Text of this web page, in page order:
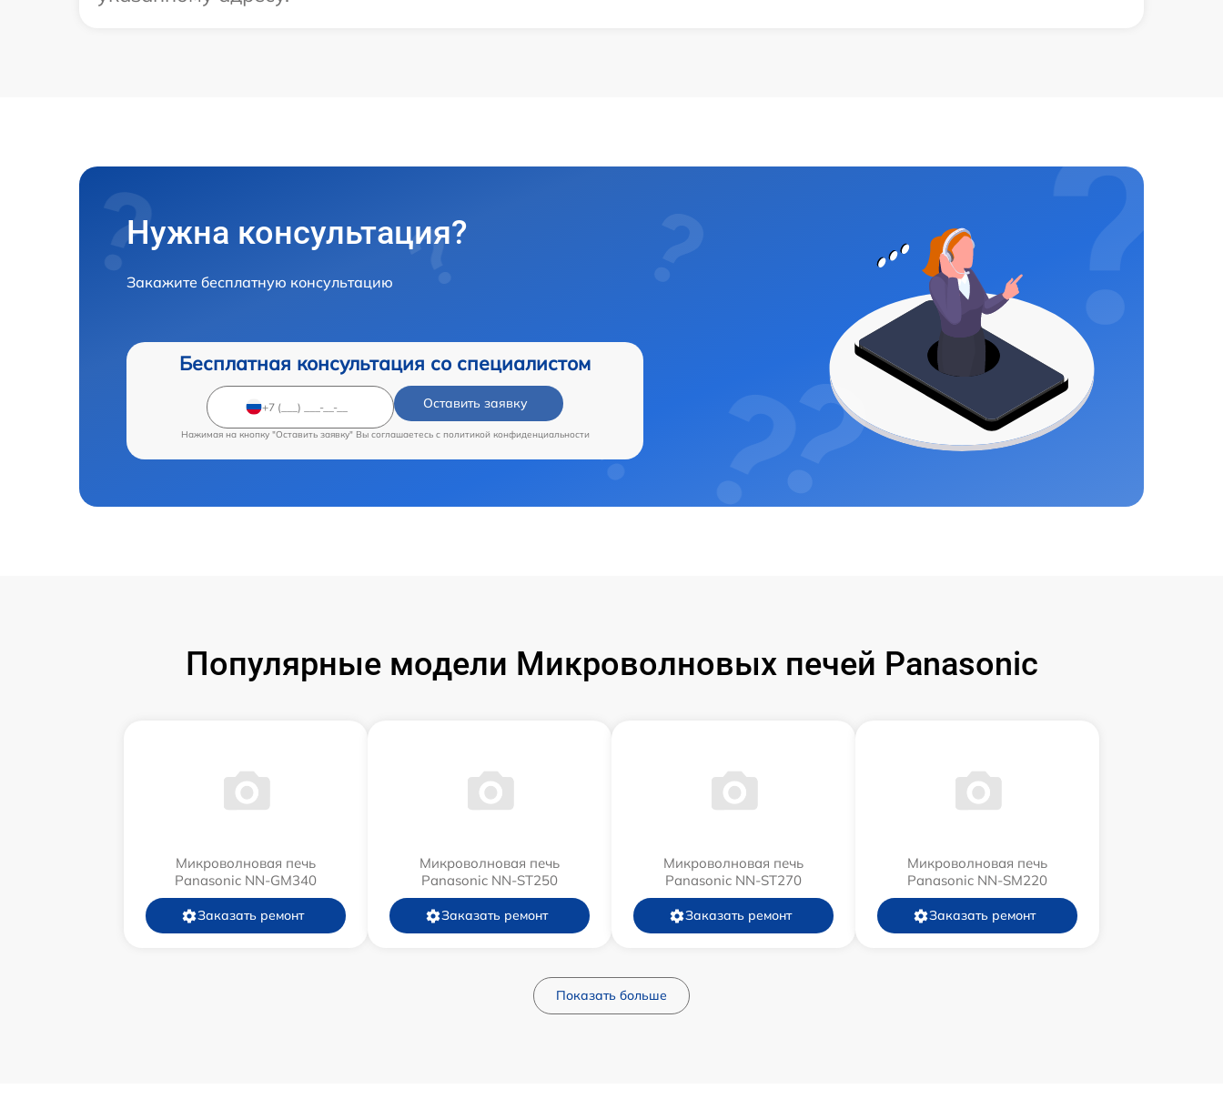
Нужна консультация?
Закажите бесплатную консультацию
Бесплатная консультация со специалистом
Оставить заявку
Нажимая на кнопку "Оставить заявку" Вы соглашаетесь c политикой конфиденциальности
Популярные модели Микроволновых печей Panasonic
Микроволновая печь
Panasonic NN-GM340
Заказать ремонт
Микроволновая печь
Panasonic NN-ST250
Заказать ремонт
Микроволновая печь
Panasonic NN-ST270
Заказать ремонт
Микроволновая печь
Panasonic NN-SM220
Заказать ремонт
Показать больше